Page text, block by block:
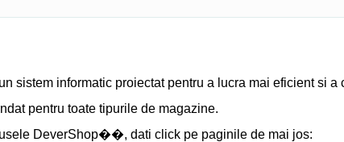
sistem informatic proiectat pentru a lucra mai eficient si
pentru toate tipurile de magazine.
DeverShop��, dati click pe paginile de mai jos: